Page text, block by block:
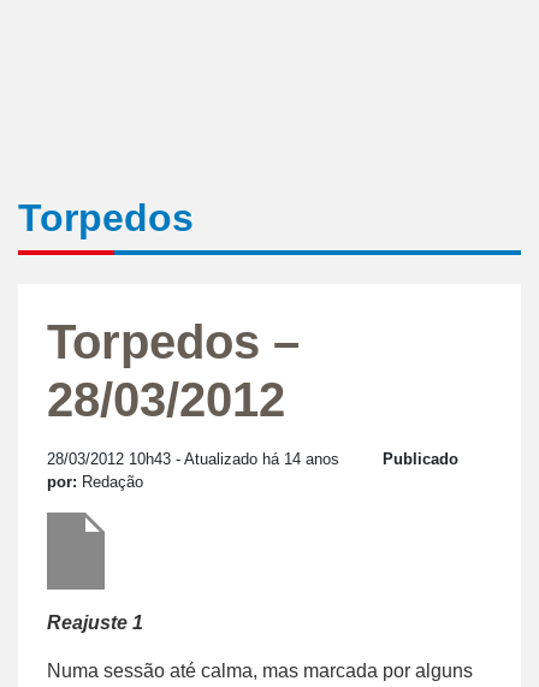
Torpedos
Torpedos –
28/03/2012
28/03/2012 10h43 - Atualizado há 14 anos
Publicado
por: Redação
Reajuste 1
Numa sessão até calma, mas marcada por alguns